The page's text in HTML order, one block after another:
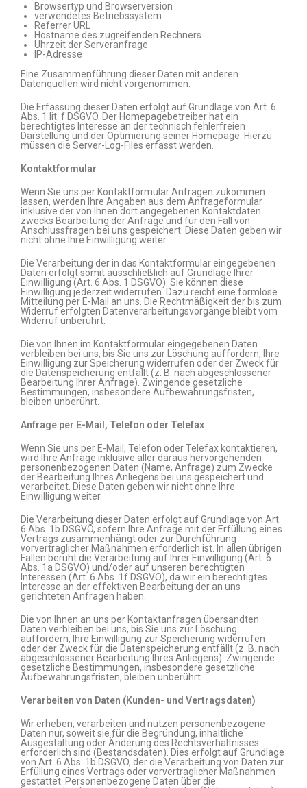
Browsertyp und Browserversion
verwendetes Betriebssystem
Referrer URL
Hostname des zugreifenden Rechners
Uhrzeit der Serveranfrage
IP-Adresse
Eine Zusammenführung dieser Daten mit anderen
Datenquellen wird nicht vorgenommen.
Die Erfassung dieser Daten erfolgt auf Grundlage von Art. 6
Abs. 1 lit. f DSGVO. Der Homepagebetreiber hat ein
berechtigtes Interesse an der technisch fehlerfreien
Darstellung und der Optimierung seiner Homepage. Hierzu
müssen die Server-Log-Files erfasst werden.
Kontaktformular
Wenn Sie uns per Kontaktformular Anfragen zukommen
lassen, werden Ihre Angaben aus dem Anfrageformular
inklusive der von Ihnen dort angegebenen Kontaktdaten
zwecks Bearbeitung der Anfrage und für den Fall von
Anschlussfragen bei uns gespeichert. Diese Daten geben wir
nicht ohne Ihre Einwilligung weiter.
Die Verarbeitung der in das Kontaktformular eingegebenen
Daten erfolgt somit ausschließlich auf Grundlage Ihrer
Einwilligung (Art. 6 Abs. 1 DSGVO). Sie können diese
Einwilligung jederzeit widerrufen. Dazu reicht eine formlose
Mitteilung per E-Mail an uns. Die Rechtmäßigkeit der bis zum
Widerruf erfolgten Datenverarbeitungsvorgänge bleibt vom
Widerruf unberührt.
Die von Ihnen im Kontaktformular eingegebenen Daten
verbleiben bei uns, bis Sie uns zur Löschung auffordern, Ihre
Einwilligung zur Speicherung widerrufen oder der Zweck für
die Datenspeicherung entfällt (z. B. nach abgeschlossener
Bearbeitung Ihrer Anfrage). Zwingende gesetzliche
Bestimmungen, insbesondere Aufbewahrungsfristen,
bleiben unberührt.
Anfrage per E-Mail, Telefon oder Telefax
Wenn Sie uns per E-Mail, Telefon oder Telefax kontaktieren,
wird Ihre Anfrage inklusive aller daraus hervorgehenden
personenbezogenen Daten (Name, Anfrage) zum Zwecke
der Bearbeitung Ihres Anliegens bei uns gespeichert und
verarbeitet. Diese Daten geben wir nicht ohne Ihre
Einwilligung weiter.
Die Verarbeitung dieser Daten erfolgt auf Grundlage von Art.
6 Abs. 1b DSGVO, sofern Ihre Anfrage mit der Erfüllung eines
Vertrags zusammenhängt oder zur Durchführung
vorvertraglicher Maßnahmen erforderlich ist. In allen übrigen
Fällen beruht die Verarbeitung auf Ihrer Einwilligung (Art. 6
Abs. 1a DSGVO) und/oder auf unseren berechtigten
Interessen (Art. 6 Abs. 1f DSGVO), da wir ein berechtigtes
Interesse an der effektiven Bearbeitung der an uns
gerichteten Anfragen haben.
Die von Ihnen an uns per Kontaktanfragen übersandten
Daten verbleiben bei uns, bis Sie uns zur Löschung
auffordern, Ihre Einwilligung zur Speicherung widerrufen
oder der Zweck für die Datenspeicherung entfällt (z. B. nach
abgeschlossener Bearbeitung Ihres Anliegens). Zwingende
gesetzliche Bestimmungen, insbesondere gesetzliche
Aufbewahrungsfristen, bleiben unberührt.
Verarbeiten von Daten (Kunden- und Vertragsdaten)
Wir erheben, verarbeiten und nutzen personenbezogene
Daten nur, soweit sie für die Begründung, inhaltliche
Ausgestaltung oder Änderung des Rechtsverhältnisses
erforderlich sind (Bestandsdaten). Dies erfolgt auf Grundlage
von Art. 6 Abs. 1b DSGVO, der die Verarbeitung von Daten zur
Erfüllung eines Vertrags oder vorvertraglicher Maßnahmen
gestattet. Personenbezogene Daten über die